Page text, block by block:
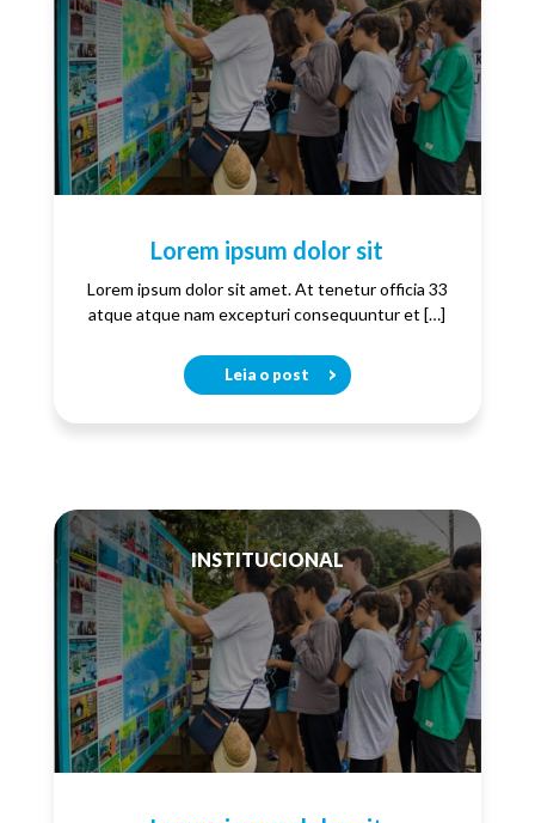
Lorem ipsum dolor sit
Lorem ipsum dolor sit amet. At tenetur officia 33
atque atque nam excepturi consequuntur et […]
Leia o post
INSTITUCIONAL